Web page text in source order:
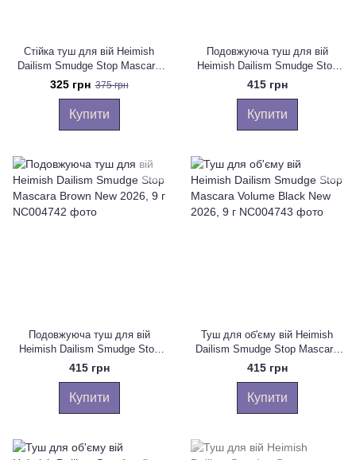
Стійка туш для вій Heimish
Dailism Smudge Stop Mascara
Curling Brown, 9 g
325 грн 375 грн
Купити
Подовжуюча туш для вій
Heimish Dailism Smudge Stop
Mascara Black New 2026, 9 г
415 грн
Купити
Подовжуюча туш для вій
Heimish Dailism Smudge Stop
Mascara Brown New 2026, 9 г
415 грн
Купити
Туш для об'єму вій Heimish
Dailism Smudge Stop Mascara
Volume Black New 2026, 9 г
415 грн
Купити